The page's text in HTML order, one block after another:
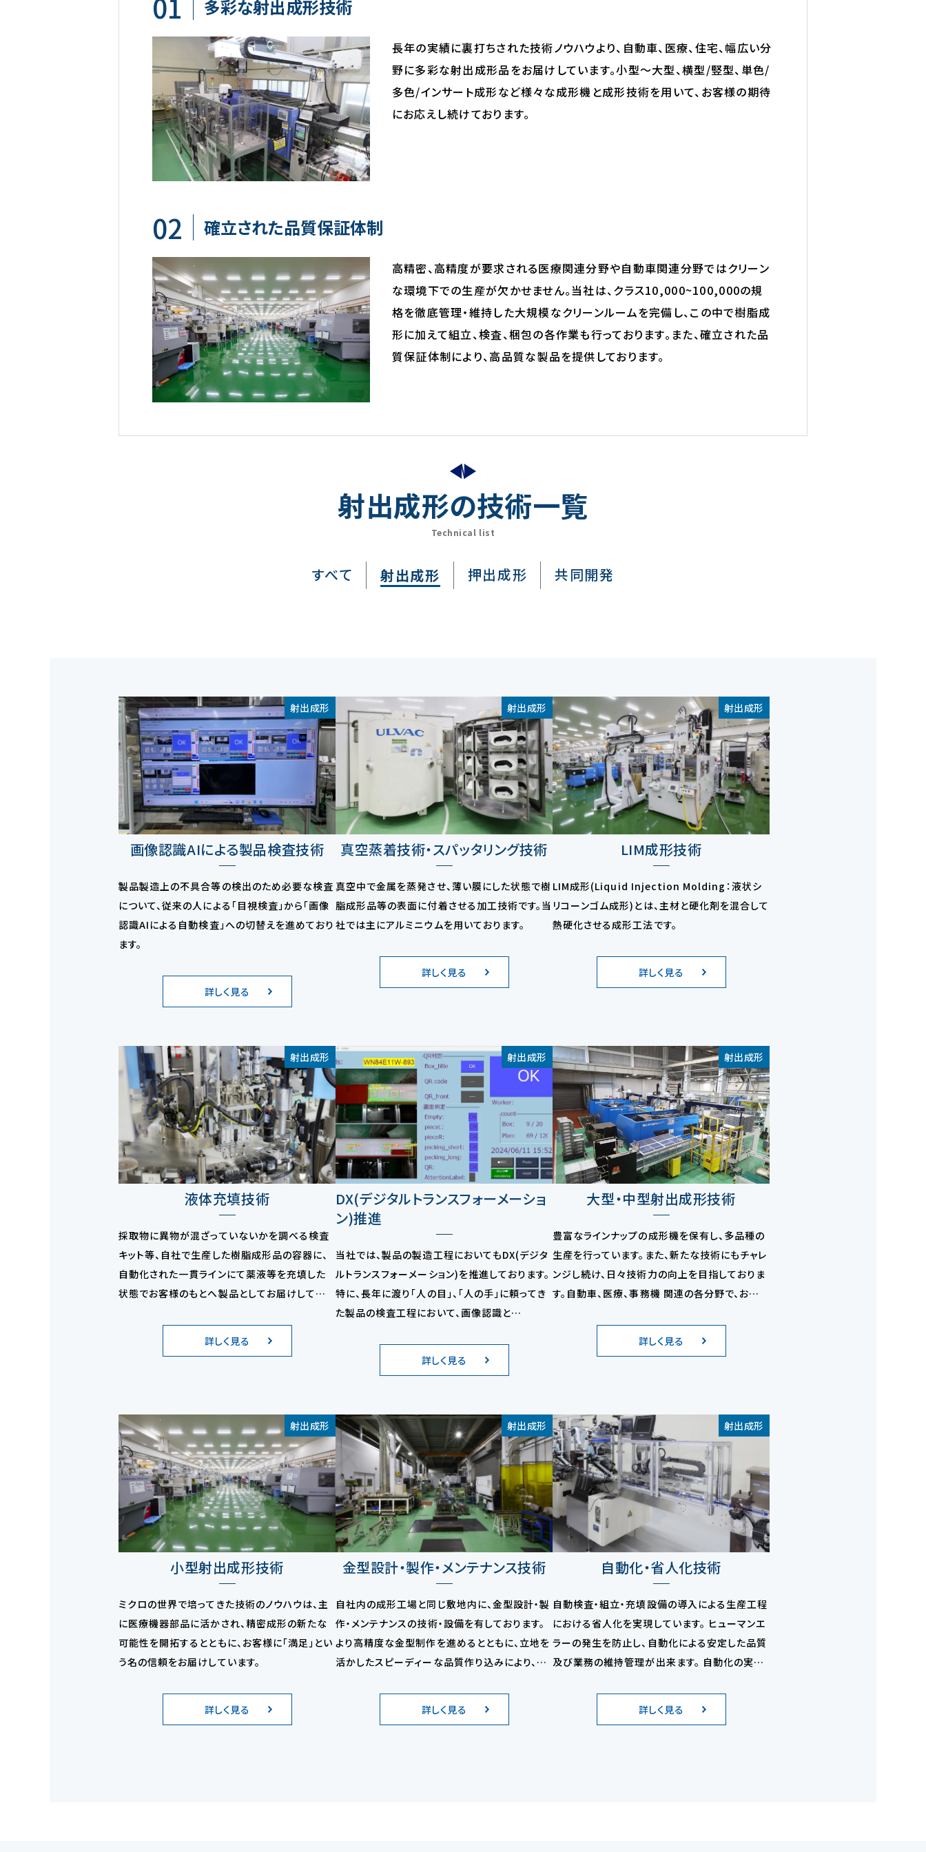
多彩な射出成形技術
長年の実績に裏打ちされた技術ノウハウより、自動車、医療、住宅、幅広い分
野に多彩な射出成形品をお届けしています。小型～大型、横型/竪型、単色/
多色/インサート成形など様々な成形機と成形技術を用いて、お客様の期待
にお応えし続けております。
02 確立された品質保証体制
高精密、高精度が要求される医療関連分野や自動車関連分野ではクリーン
な環境下での生産が欠かせません。当社は、クラス10,000~100,000の規
格を徹底管理・維持した大規模なクリーンルームを完備し、この中で樹脂成
形に加えて組立、検査、梱包の各作業も行っております。また、確立された品
質保証体制により、高品質な製品を提供しております。
射出成形の技術一覧
Technical list
すべて 射出成形 押出成形 共同開発
射出成形
画像認識AIによる製品検査技術
製品製造上の不具合等の検出のため必要な検査
について、従来の人による「目視検査」から「画像
認識AIによる自動検査」への切替えを進めており
ます。
詳しく見る
射出成形
真空蒸着技術・スパッタリング技術
真空中で金属を蒸発させ、薄い膜にした状態で樹
脂成形品等の表面に付着させる加工技術です。当
社では主にアルミニウムを用いております。
詳しく見る
射出成形
LIM成形技術
LIM成形(Liquid Injection Molding：液状シ
リコーンゴム成形)とは、主材と硬化剤を混合して
熱硬化させる成形工法です。
詳しく見る
射出成形
液体充填技術
採取物に異物が混ざっていないかを調べる検査
キット等、自社で生産した樹脂成形品の容器に、
自動化された一貫ラインにて薬液等を充填した
状態でお客様のもとへ製品としてお届けしており
詳しく見る
射出成形
DX(デジタルトランスフォーメーショ
ン)推進
当社では、製品の製造工程においてもDX(デジタ
ルトランスフォーメーション)を推進しております。
特に、長年に渡り「人の目」、「人の手」に頼ってき
た製品の検査工程において、画像認識と
詳しく見る
射出成形
大型・中型射出成形技術
豊富なラインナップの成形機を保有し、多品種の
生産を行っています。また、新たな技術にもチャレ
ンジし続け、日々技術力の向上を目指しておりま
す。自動車、医療、事務機 関連の各分野で、お客
詳しく見る
射出成形
小型射出成形技術
ミクロの世界で培ってきた技術のノウハウは、主
に医療機器部品に活かされ、精密成形の新たな
可能性を開拓するとともに、お客様に「満足」とい
う名の信頼をお届けしています。
詳しく見る
射出成形
金型設計・製作・メンテナンス技術
自社内の成形工場と同じ敷地内に、金型設計・製
作・メンテナンスの技術・設備を有しております。
より高精度な金型制作を進めるとともに、立地を
活かしたスピーディーな品質作り込みにより、ト
詳しく見る
射出成形
自動化・省人化技術
自動検査・組立・充填設備の導入による生産工程
における省人化を実現しています。 ヒューマンエ
ラーの発生を防止し、自動化による安定した品質
及び業務の維持管理が出来ます。 自動化の実現
詳しく見る